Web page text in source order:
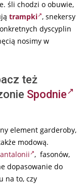
śli chodzi o obuwie,
trampki , snekersy
dyscyplin
nosimy w
też
Spodnie
element garderoby,
modową.
, fasonów,
dopasowanie do
na to, czy